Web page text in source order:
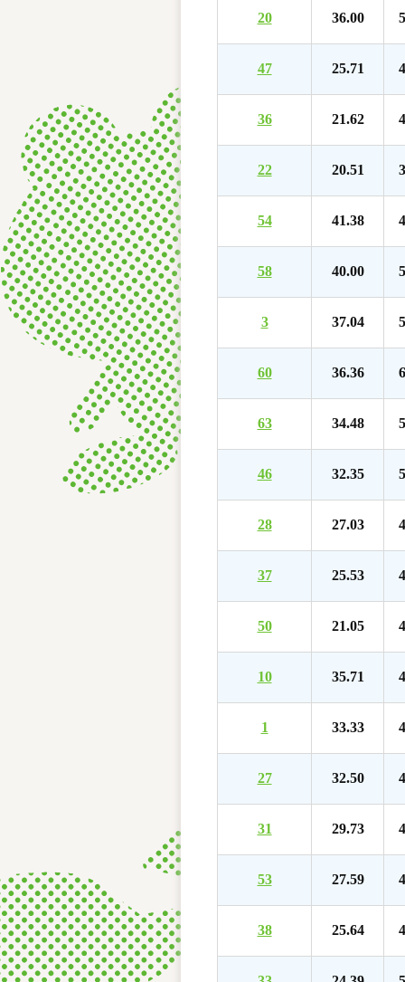
20 36.00
47 25.71
36 21.62
22 20.51
54 41.38
58 40.00
3 37.04
60 36.36
63 34.48
46 32.35
28 27.03
37 25.53
50 21.05
10 35.71
1 33.33
27 32.50
31 29.73
53 27.59
38 25.64